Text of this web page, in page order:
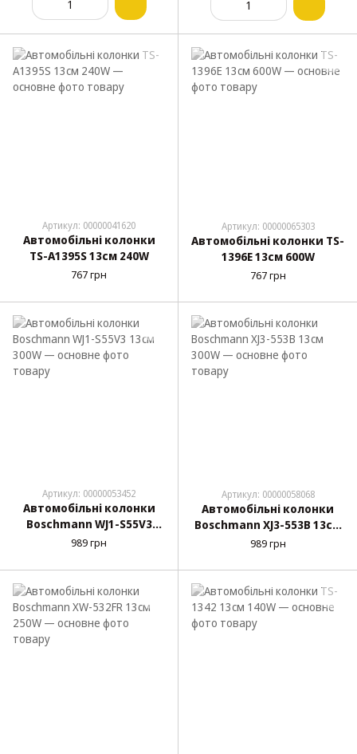
Артикул: 00000041620
Автомобільні колонки
TS-A1395S 13см 240W
767 грн
Артикул: 00000065303
Автомобільні колонки TS-
1396E 13см 600W
767 грн
Артикул: 00000053452
Автомобільні колонки
Boschmann WJ1-S55V3
13см 300W
989 грн
Артикул: 00000058068
Автомобільні колонки
Boschmann XJ3-553B 13см
300W
989 грн